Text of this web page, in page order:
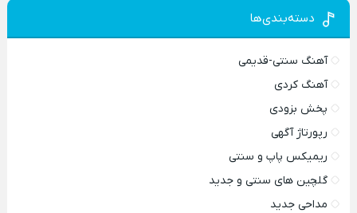
دسته‌بندی‌ها
آهنگ سنتی-قدیمی
آهنگ کردی
پخش بزودی
رپورتاژ آگهی
ریمیکس پاپ و سنتی
گلچین های سنتی و جدید
مداحی جدید